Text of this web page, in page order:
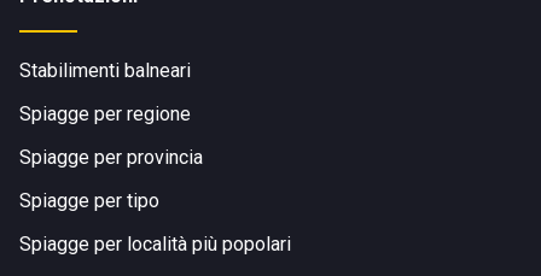
Stabilimenti balneari
Spiagge per regione
Spiagge per provincia
Spiagge per tipo
Spiagge per località più popolari